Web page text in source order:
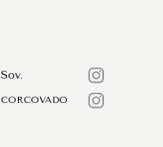
Sov.
CORCOVADO